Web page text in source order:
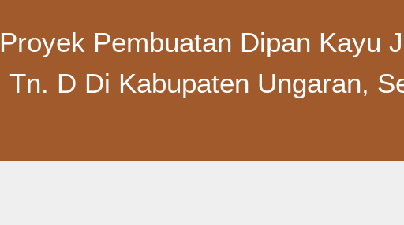
Proyek Pembuatan Dipan Kayu
Tn. D Di Kabupaten Ungaran,